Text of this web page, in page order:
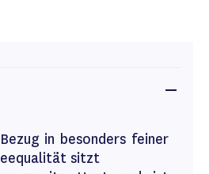
in besonders feiner
sitzt